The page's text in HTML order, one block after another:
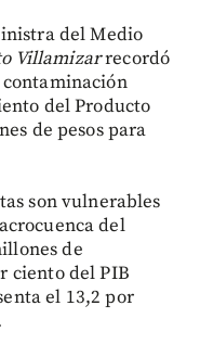
del Medio
Villamizarrecordó
contaminación
del Producto
de pesos para
son vulnerables
del
de
ciento del PIB
el 13,2 por